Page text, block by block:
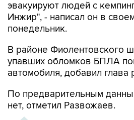
эвакуируют людей с
Инжир", - написал он в
понедельник.
В районе Фиолентовского
упавших обломков БПЛА
автомобиля, добавил глава
По предварительным
нет, отметил Развожаев.